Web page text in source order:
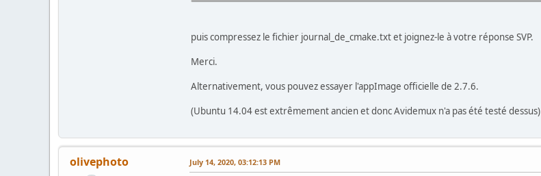
puis compressez le fichier journal_de_cmake.txt et joignez-le à votre réponse SVP.
Merci.
Alternativement, vous pouvez essayer l'appImage officielle de 2.7.6.
(Ubuntu 14.04 est extrêmement ancien et donc Avidemux n'a pas été testé dessus)
olivephoto July 14, 2020, 03:12:13 PM